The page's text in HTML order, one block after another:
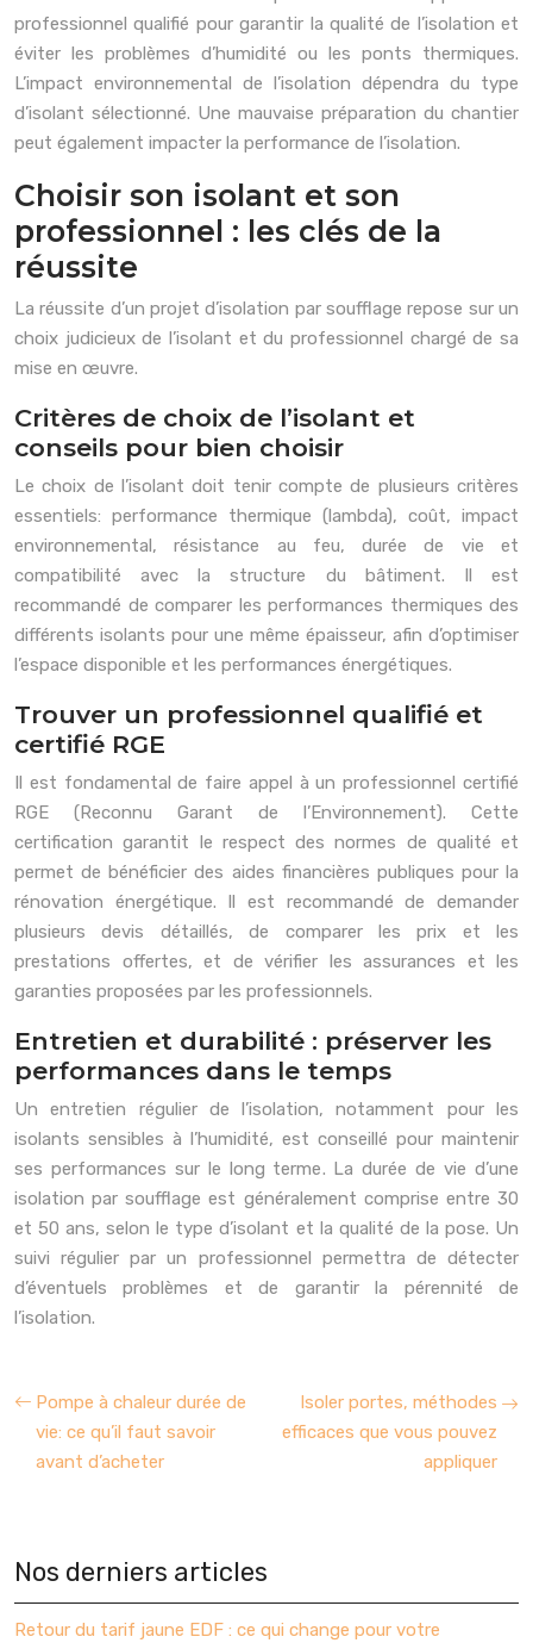
professionnel qualifié pour garantir la qualité de l’isolation et
éviter les problèmes d’humidité ou les ponts thermiques.
L’impact environnemental de l’isolation dépendra du type
d’isolant sélectionné. Une mauvaise préparation du chantier
peut également impacter la performance de l’isolation.
Choisir son isolant et son
professionnel : les clés de la
réussite
La réussite d’un projet d’isolation par soufflage repose sur un
choix judicieux de l’isolant et du professionnel chargé de sa
mise en œuvre.
Critères de choix de l’isolant et
conseils pour bien choisir
Le choix de l’isolant doit tenir compte de plusieurs critères
essentiels: performance thermique (lambda), coût, impact
environnemental, résistance au feu, durée de vie et
compatibilité avec la structure du bâtiment. Il est
recommandé de comparer les performances thermiques des
différents isolants pour une même épaisseur, afin d’optimiser
l’espace disponible et les performances énergétiques.
Trouver un professionnel qualifié et
certifié RGE
Il est fondamental de faire appel à un professionnel certifié
RGE (Reconnu Garant de l’Environnement). Cette
certification garantit le respect des normes de qualité et
permet de bénéficier des aides financières publiques pour la
rénovation énergétique. Il est recommandé de demander
plusieurs devis détaillés, de comparer les prix et les
prestations offertes, et de vérifier les assurances et les
garanties proposées par les professionnels.
Entretien et durabilité : préserver les
performances dans le temps
Un entretien régulier de l’isolation, notamment pour les
isolants sensibles à l’humidité, est conseillé pour maintenir
ses performances sur le long terme. La durée de vie d’une
isolation par soufflage est généralement comprise entre 30
et 50 ans, selon le type d’isolant et la qualité de la pose. Un
suivi régulier par un professionnel permettra de détecter
d’éventuels problèmes et de garantir la pérennité de
l’isolation.
Pompe à chaleur durée de
vie: ce qu’il faut savoir
avant d’acheter
Isoler portes, méthodes
efficaces que vous pouvez
appliquer
Nos derniers articles
Retour du tarif jaune EDF : ce qui change pour votre